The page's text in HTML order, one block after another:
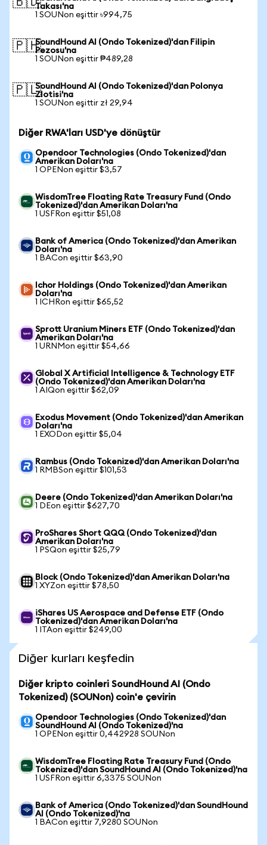
Takası'na
1 SOUNon eşittir ৳994,75
🇵🇭SoundHound AI (Ondo Tokenized)'dan Filipin
Pezosu'na
1 SOUNon eşittir ₱489,28
🇵🇱SoundHound AI (Ondo Tokenized)'dan Polonya
Zlotisi'na
1 SOUNon eşittir zł 29,94
Diğer RWA'ları USD'ye dönüştür
Opendoor Technologies (Ondo Tokenized)'dan
Amerikan Doları'na
1 OPENon eşittir $3,57
WisdomTree Floating Rate Treasury Fund (Ondo
Tokenized)'dan Amerikan Doları'na
1 USFRon eşittir $51,08
Bank of America (Ondo Tokenized)'dan Amerikan
Doları'na
1 BACon eşittir $63,90
Ichor Holdings (Ondo Tokenized)'dan Amerikan
Doları'na
1 ICHRon eşittir $65,52
Sprott Uranium Miners ETF (Ondo Tokenized)'dan
Amerikan Doları'na
1 URNMon eşittir $54,66
Global X Artificial Intelligence & Technology ETF
(Ondo Tokenized)'dan Amerikan Doları'na
1 AIQon eşittir $62,09
Exodus Movement (Ondo Tokenized)'dan Amerikan
Doları'na
1 EXODon eşittir $5,04
Rambus (Ondo Tokenized)'dan Amerikan Doları'na
1 RMBSon eşittir $101,53
Deere (Ondo Tokenized)'dan Amerikan Doları'na
1 DEon eşittir $627,70
ProShares Short QQQ (Ondo Tokenized)'dan
Amerikan Doları'na
1 PSQon eşittir $25,79
Block (Ondo Tokenized)'dan Amerikan Doları'na
1 XYZon eşittir $78,50
iShares US Aerospace and Defense ETF (Ondo
Tokenized)'dan Amerikan Doları'na
1 ITAon eşittir $249,00
Diğer kurları keşfedin
Diğer kripto coinleri SoundHound AI (Ondo
Tokenized) (SOUNon) coin'e çevirin
Opendoor Technologies (Ondo Tokenized)'dan
SoundHound AI (Ondo Tokenized)'na
1 OPENon eşittir 0,442928 SOUNon
WisdomTree Floating Rate Treasury Fund (Ondo
Tokenized)'dan SoundHound AI (Ondo Tokenized)'na
1 USFRon eşittir 6,3375 SOUNon
Bank of America (Ondo Tokenized)'dan SoundHound
AI (Ondo Tokenized)'na
1 BACon eşittir 7,9280 SOUNon